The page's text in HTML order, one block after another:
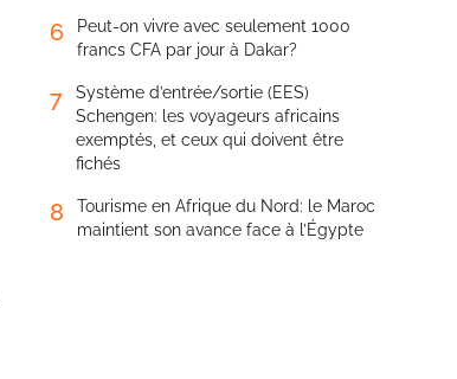
6
Peut-on vivre avec seulement 1000
francs CFA par jour à Dakar?
7
Système d’entrée/sortie (EES)
Schengen: les voyageurs africains
exemptés, et ceux qui doivent être
fichés
8
Tourisme en Afrique du Nord: le Maroc
maintient son avance face à l’Égypte